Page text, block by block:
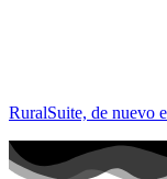
RuralSuite, de nuevo